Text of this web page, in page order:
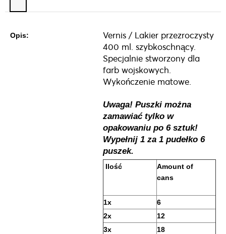
Opis:
Vernis / Lakier przezroczysty
400 ml. szybkoschnący.
Specjalnie stworzony dla
farb wojskowych.
Wykończenie matowe.
Uwaga! Puszki można
zamawiać tylko w
opakowaniu po 6 sztuk!
Wypełnij 1 za 1 pudełko 6
puszek.
Ilość
Amount of
cans
1x
6
2x
12
3x
18